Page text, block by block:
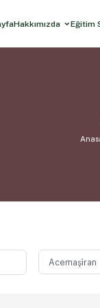
Hakkımızda Eğitim